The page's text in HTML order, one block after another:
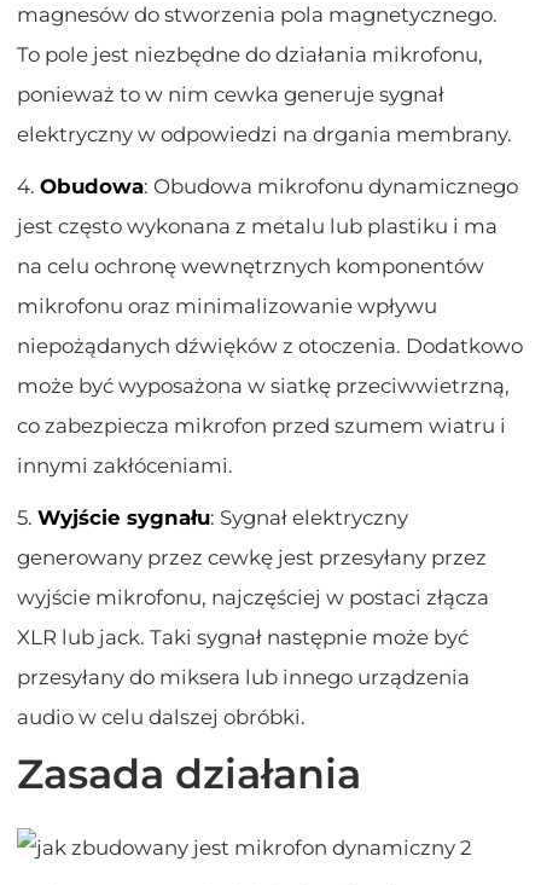
magnesów do stworzenia pola magnetycznego.
To pole jest niezbędne do działania mikrofonu,
ponieważ to w nim cewka generuje sygnał
elektryczny w odpowiedzi na drgania membrany.
4.Obudowa: Obudowa mikrofonu dynamicznego
jest często wykonana z metalu lub plastiku i ma
na celu ochronę wewnętrznych komponentów
mikrofonu oraz minimalizowanie wpływu
niepożądanych dźwięków z otoczenia. Dodatkowo
może być wyposażona w siatkę przeciwwietrzną,
co zabezpiecza mikrofon przed szumem wiatru i
innymi zakłóceniami.
5.Wyjście sygnału: Sygnał elektryczny
generowany przez cewkę jest przesyłany przez
wyjście mikrofonu, najczęściej w postaci złącza
XLR lub jack. Taki sygnał następnie może być
przesyłany do miksera lub innego urządzenia
audio w celu dalszej obróbki.
Zasada działania